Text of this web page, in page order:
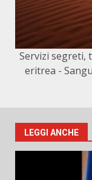
Servizi segreti,
eritrea -
LEGGI ANCHE